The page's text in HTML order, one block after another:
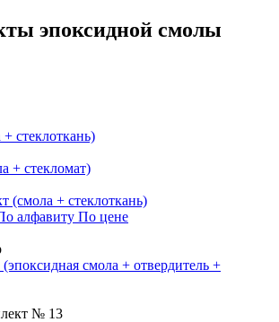
эпоксидной смолы
стеклоткань)
+ стекломат)
(смола + стеклоткань)
алфавиту По цене
смола + отвердитель +
№ 13